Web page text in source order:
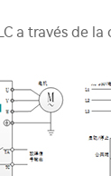
a través de la